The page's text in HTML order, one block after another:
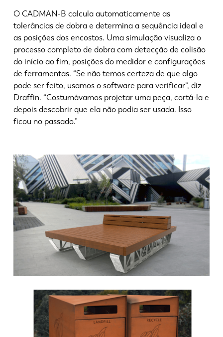
O CADMAN-B calcula automaticamente as
tolerâncias de dobra e determina a sequência ideal e
as posições dos encostos. Uma simulação visualiza o
processo completo de dobra com detecção de colisão
do início ao fim, posições do medidor e configurações
de ferramentas. “Se não temos certeza de que algo
pode ser feito, usamos o software para verificar”, diz
Draffin. “Costumávamos projetar uma peça, cortá-la e
depois descobrir que ela não podia ser usada. Isso
ficou no passado.”
EN NL
FR EN-US
PT-PT
PL SK
KO CN